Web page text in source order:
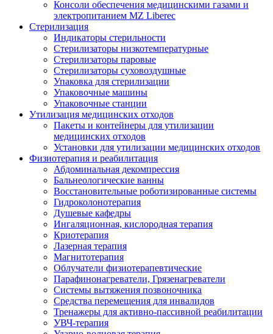
Консоли обеспечения медицинскими газами и
электропитанием MZ Liberec
Стерилизация
Индикаторы стерильности
Стерилизаторы низкотемпературные
Стерилизаторы паровые
Стерилизаторы суховоздушные
Упаковка для стерилизации
Упаковочные машины
Упаковочные станции
Утилизация медицинских отходов
Пакеты и контейнеры для утилизации
медицинских отходов
Установки для утилизации медицинских отходов
Физиотерапия и реабилитация
Абдоминальная декомпрессия
Бальнеологические ванны
Восстановительные роботизированные системы
Гидроколонотерапия
Душевые кафедры
Ингаляционная, кислородная терапия
Криотерапия
Лазерная терапия
Магнитотерапия
Облучатели физиотерапевтические
Парафинонагреватели, Грязенагреватели
Системы вытяжения позвоночника
Средства перемещения для инвалидов
Тренажеры для активно-пассивной реабилитации
УВЧ-терапия